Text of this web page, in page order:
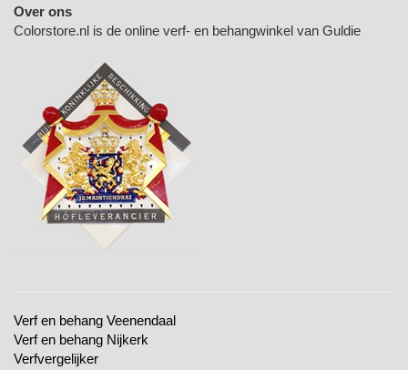
Over ons
Colorstore.nl is de online verf- en behangwinkel van Guldie
Verf en behang Veenendaal
Verf en behang Nijkerk
Verfvergelijker